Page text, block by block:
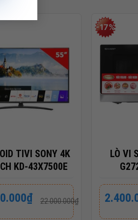
TIVI SONY 4K
KD-43X7500E
22.000.000₫
₫
-17%
LÒ VI
Giá
gốc
Giá
hiện